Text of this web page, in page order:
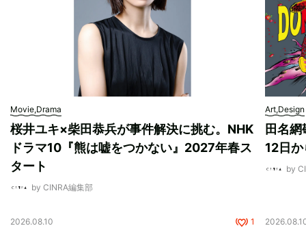
Movie,Drama
桜井ユキ×柴田恭兵が事件解決に挑む。NHK
ドラマ10『熊は嘘をつかない』2027年春ス
タート
by CINRA編集部
2026.08.10 1
Art,Design
田名網
12日
by